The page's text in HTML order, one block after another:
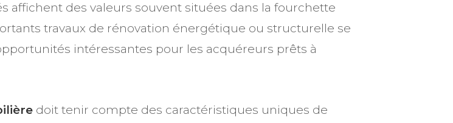
des valeurs souvent situées dans la fourchette
travaux de rénovation énergétique ou structurelle se
intéressantes pour les acquéreurs prêts à
doit tenir compte des caractéristiques uniques de